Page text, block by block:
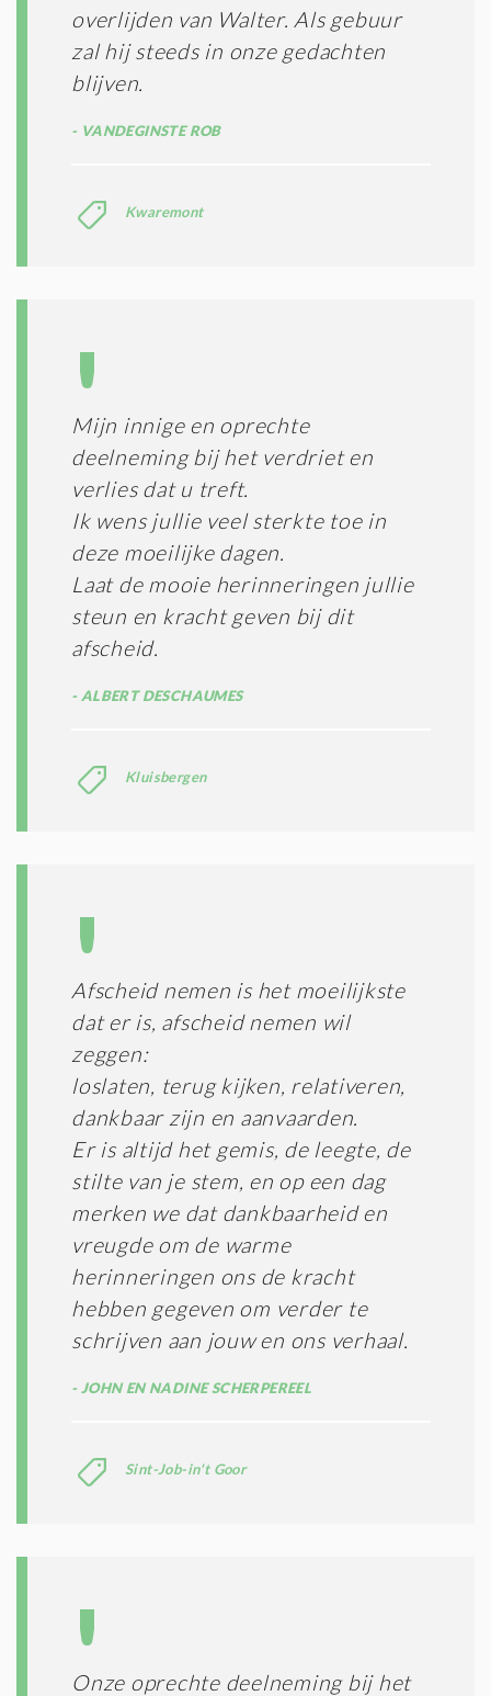
overlijden van Walter. Als gebuur
zal hij steeds in onze gedachten
blijven.
VANDEGINSTE ROB
Kwaremont
Mijn innige en oprechte
deelneming bij het verdriet en
verlies dat u treft.
Ik wens jullie veel sterkte toe in
deze moeilijke dagen.
Laat de mooie herinneringen jullie
steun en kracht geven bij dit
afscheid.
ALBERT DESCHAUMES
Kluisbergen
Afscheid nemen is het moeilijkste
dat er is, afscheid nemen wil
zeggen:
loslaten, terug kijken, relativeren,
dankbaar zijn en aanvaarden.
Er is altijd het gemis, de leegte, de
stilte van je stem, en op een dag
merken we dat dankbaarheid en
vreugde om de warme
herinneringen ons de kracht
hebben gegeven om verder te
schrijven aan jouw en ons verhaal.
JOHN EN NADINE SCHERPEREEL
Sint-Job-in't Goor
Onze oprechte deelneming bij het